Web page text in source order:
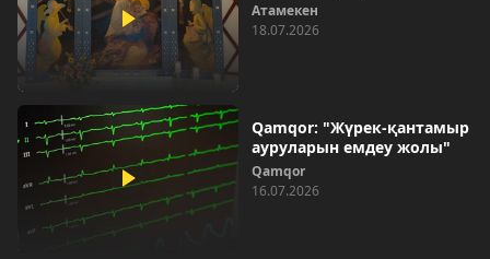
Атамекен
18.07.2026
Qamqor: "Жүрек-қантамыр
ауруларын емдеу жолы"
Qamqor
16.07.2026